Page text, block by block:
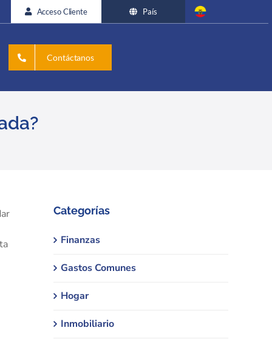
Acceso Cliente País
Contáctanos
Categorías
Finanzas
Gastos Comunes
Hogar
Inmobiliario